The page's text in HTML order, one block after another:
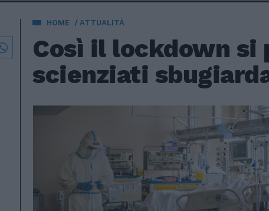
HOME ATTUALITÀ
Così il lockdown si
scienziati